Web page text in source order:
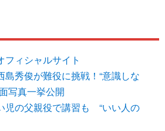
フィシャルサイト
島秀俊が難役に挑戦！“意識しな
写真一挙公開
児の父親役で講習も “いい人の